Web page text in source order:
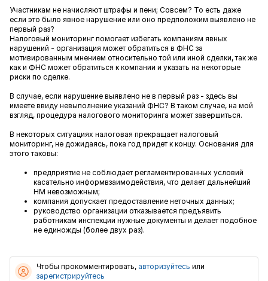
Участникам не начисляют штрафы и пени; Совсем? То есть даже
если это было явное нарушение или оно предположим выявлено не
первый раз?
Налоговый мониторинг помогает избегать компаниям явных
нарушений - организация может обратиться в ФНС за
мотивированным мнением относительно той или иной сделки, так же
как и ФНС может обратиться к компании и указать на некоторые
риски по сделке.
В случае, если нарушение выявлено не в первый раз - здесь вы
имеете ввиду невыполнение указаний ФНС? В таком случае, на мой
взгляд, процедура налогового мониторинга может завершиться.
В некоторых ситуациях налоговая прекращает налоговый
мониторинг, не дожидаясь, пока год придет к концу. Основания для
этого таковы:
предприятие не соблюдает регламентированных условий
касательно информвзаимодействия, что делает дальнейший
НМ невозможным;
компания допускает предоставление неточных данных;
руководство организации отказывается предъявить
работникам инспекции нужные документы и делает подобное
не единожды (более двух раз).
Чтобы прокомментировать, авторизуйтесь или
зарегистрируйтесь